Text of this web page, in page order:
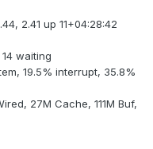
2.41 up 11+04:28:42
waiting
19.5% interrupt, 35.8%
27M Cache, 111M Buf,